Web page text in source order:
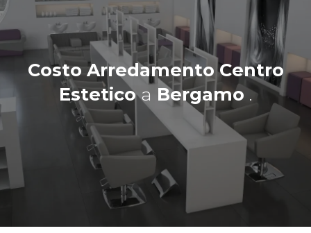
Costo Arredamento Centro
Esteticoa Bergamo.